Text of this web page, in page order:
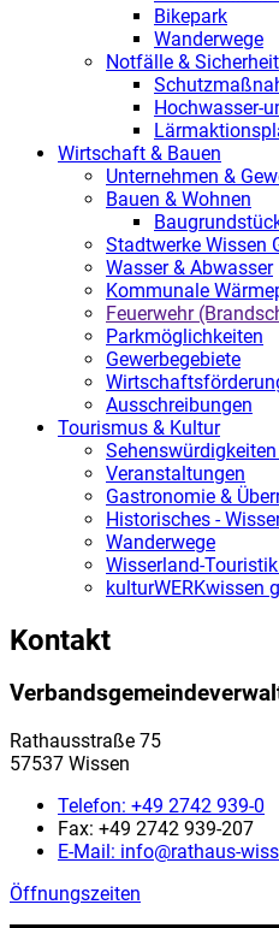
Bikepark
Wanderwege
Notfälle & Sicherheit
Hochwasser-
Wirtschaft & Bauen
Unternehmen &
Bauen & Wohnen
Stadtwerke Wissen
Wasser & Abwasser
Kommunale
Feuerwehr
Parkmöglichkeiten
Gewerbegebiete
Ausschreibungen
Tourismus & Kultur
Veranstaltungen
Gastronomie &
Historisches -
Wanderwege
Wisserland-Touristik
kulturWERKwissen
Kontakt
Rathausstraße 75
57537 Wissen
Telefon: +49 2742 939-0
Fax: +49 2742 939-207
E-Mail: info@rathaus-
Öffnungszeiten